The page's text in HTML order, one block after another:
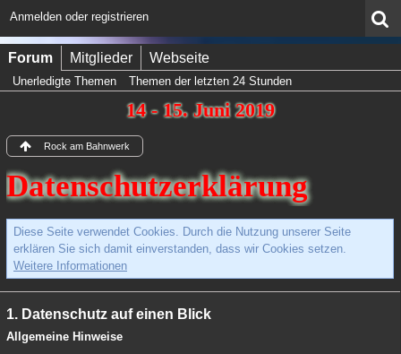
Anmelden oder registrieren
Forum Mitglieder Webseite
Unerledigte Themen Themen der letzten 24 Stunden
14 - 15. Juni 2019
Rock am Bahnwerk
Datenschutzerklärung
Diese Seite verwendet Cookies. Durch die Nutzung unserer Seite
erklären Sie sich damit einverstanden, dass wir Cookies setzen.
Weitere Informationen
1. Datenschutz auf einen Blick
Allgemeine Hinweise